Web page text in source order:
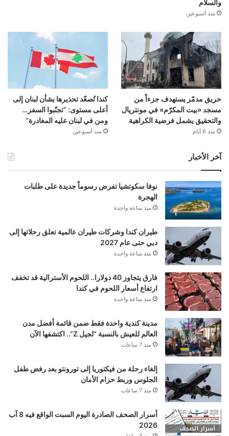
والسلام
منذ أسبوعين
حريق مدمّر يستهدف جزءاً من
مسجد «بيت المكرّم» في مونتريال
والتحقيق يشمل فرضية الكراهية
منذ 6 أيام
كندا تُصعّد تحذيرها بشأن لبنان إلى
أعلى مستوى: “تجنّبوا السفر…
ومن في لبنان عليه المغادرة”
منذ أسبوعين
آخر الأخبار
نوفا سكوتشيا تفرض رسوماً جديدة على طلبات
الهجرة
منذ ساعة واحدة
طيران كندا وشركات طيران عالمية تعلق رحلاتها إلى
دبي حتى عام 2027
منذ ساعة واحدة
فارق يتجاوز 40 دولارا.. اللحوم الأسترالية قد تخفف
ارتفاع أسعار اللحوم في كندا
منذ ساعة واحدة
مدينة كندية واحدة فقط ضمن قائمة أفضل مدن
العالم للعيش بالنسبة “لجيل Z”.. اكتشفها الآن
منذ 7 ساعات
إلغاء رحلة من فيكتوريا إلى تورونتو بعد رفض طفل
الجلوس وربط حزام الأمان
منذ 7 ساعات
أسرار الصحف الصادرة اليوم السبت الواقع فيه 8 آب
2026